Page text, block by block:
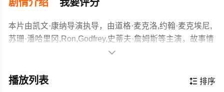
剧情介绍 我要评分
本片由凯文·康纳导演执导，由道格·麦克洛,约翰·麦克埃尼,
苏珊·潘哈里冈,Ron,Godfrey,史蒂夫·詹姆斯等主演，故事情
节跌岩起伏、扣人心弦，领广大科幻片爱好者和观众们都
一次世界大战期间，一艘德国潜艇在撞沉一艘英国人的船

 排序
播放列表